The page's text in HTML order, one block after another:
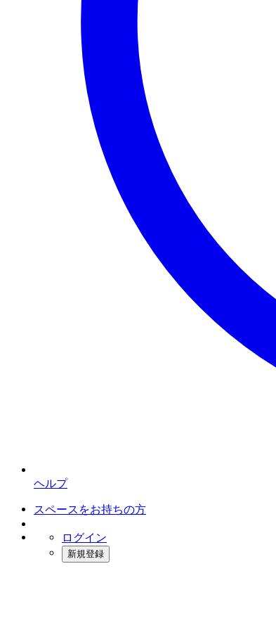
ヘルプ
スペースをお持ちの方
ログイン
新規登録